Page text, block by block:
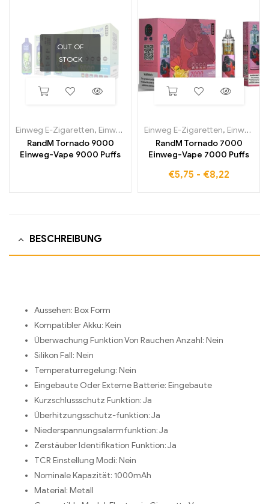
OUT OF
STOCK
Einweg E-Zigaretten, Einweg-E-Zigaretten in Belgien ,Einweg-E-
RandM Tornado 9000
Einweg-Vape 9000 Puffs
Einweg E-Zigaretten, Einweg-E-Zigaretten in Belgien
RandM Tornado 7000
Einweg-Vape 7000 Puffs
€5,75 - €8,22
BESCHREIBUNG
Aussehen: Box Form
Kompatibler Akku: Kein
Überwachung Funktion Von Rauchen Anzahl: Nein
Silikon Fall: Nein
Temperaturregelung: Nein
Eingebaute Oder Externe Batterie: Eingebaute
Kurzschlussschutz Funktion:Ja
Überhitzungsschutz-funktion:Ja
Niederspannungsalarmfunktion:Ja
Zerstäuber Identifikation Funktion:Ja
TCR Einstellung Modi: Nein
Nominale Kapazität: 1000mAh
Material: Metall